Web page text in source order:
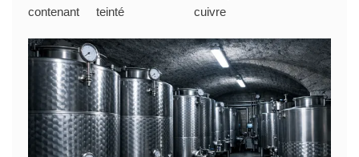
contenant
teinté
cuivre